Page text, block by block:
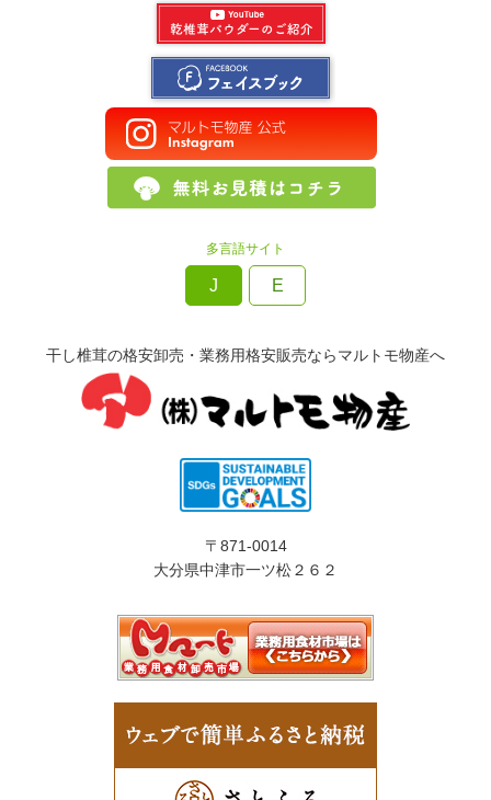
多言語サイト
J E
干し椎茸の格安卸売・業務用格安販売ならマルトモ物産へ
〒871-0014
大分県中津市一ツ松２６２